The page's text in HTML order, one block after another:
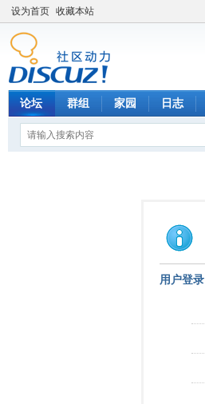
设为首页 收藏本站
论坛 群组 家园 日志
用户登录